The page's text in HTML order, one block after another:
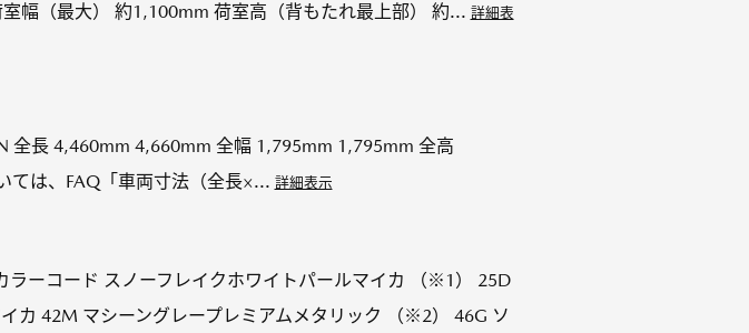
幅（最大） 約1,100mm 荷室高（背もたれ最上部） 約... 詳細表
全長 4,460mm 4,660mm 全幅 1,795mm 1,795mm 全高
ては、FAQ「車両寸法（全長×... 詳細表示
ーコード スノーフレイクホワイトパールマイカ （※1） 25D
カ 42M マシーングレープレミアムメタリック （※2） 46G ソ